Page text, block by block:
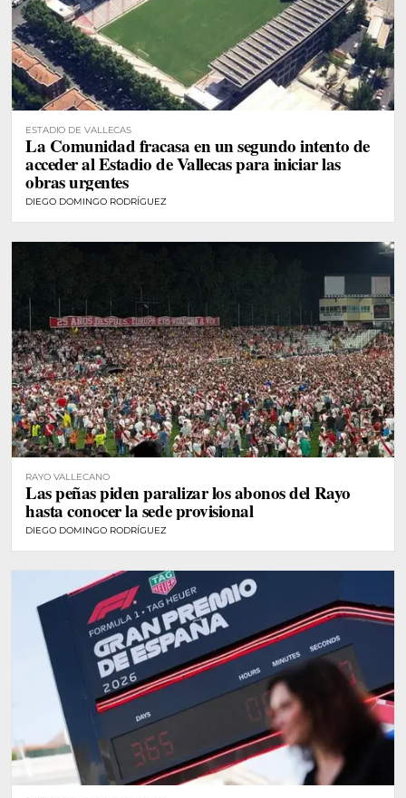
ESTADIO DE VALLECAS
La Comunidad fracasa en un segundo intento de
acceder al Estadio de Vallecas para iniciar las
obras urgentes
DIEGO DOMINGO RODRÍGUEZ
RAYO VALLECANO
Las peñas piden paralizar los abonos del Rayo
hasta conocer la sede provisional
DIEGO DOMINGO RODRÍGUEZ